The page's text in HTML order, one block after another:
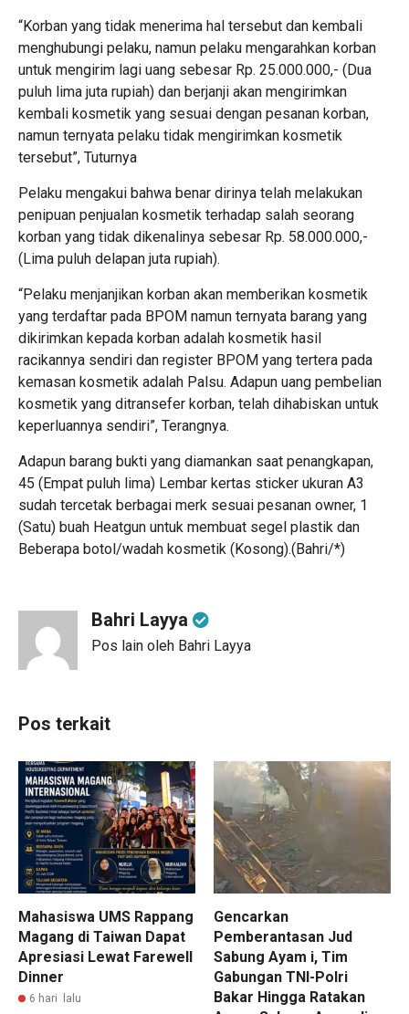
“Korban yang tidak menerima hal tersebut dan kembali
menghubungi pelaku, namun pelaku mengarahkan korban
untuk mengirim lagi uang sebesar Rp. 25.000.000,- (Dua
puluh lima juta rupiah) dan berjanji akan mengirimkan
kembali kosmetik yang sesuai dengan pesanan korban,
namun ternyata pelaku tidak mengirimkan kosmetik
tersebut”, Tuturnya
Pelaku mengakui bahwa benar dirinya telah melakukan
penipuan penjualan kosmetik terhadap salah seorang
korban yang tidak dikenalinya sebesar Rp. 58.000.000,-
(Lima puluh delapan juta rupiah).
“Pelaku menjanjikan korban akan memberikan kosmetik
yang terdaftar pada BPOM namun ternyata barang yang
dikirimkan kepada korban adalah kosmetik hasil
racikannya sendiri dan register BPOM yang tertera pada
kemasan kosmetik adalah Palsu. Adapun uang pembelian
kosmetik yang ditransefer korban, telah dihabiskan untuk
keperluannya sendiri”, Terangnya.
Adapun barang bukti yang diamankan saat penangkapan,
45 (Empat puluh lima) Lembar kertas sticker ukuran A3
sudah tercetak berbagai merk sesuai pesanan owner, 1
(Satu) buah Heatgun untuk membuat segel plastik dan
Beberapa botol/wadah kosmetik (Kosong).(Bahri/*)
Bahri Layya
Pos lain oleh Bahri Layya
Pos terkait
Mahasiswa UMS Rappang
Magang di Taiwan Dapat
Apresiasi Lewat Farewell
Dinner
6 hari lalu
Gencarkan
Pemberantasan Jud
Sabung Ayam i, Tim
Gabungan TNI-Polri
Bakar Hingga Ratakan